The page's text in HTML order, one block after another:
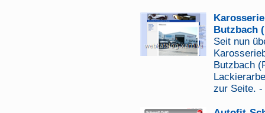
Butzbach
Seit nun
Butzbach
zur Seite. -